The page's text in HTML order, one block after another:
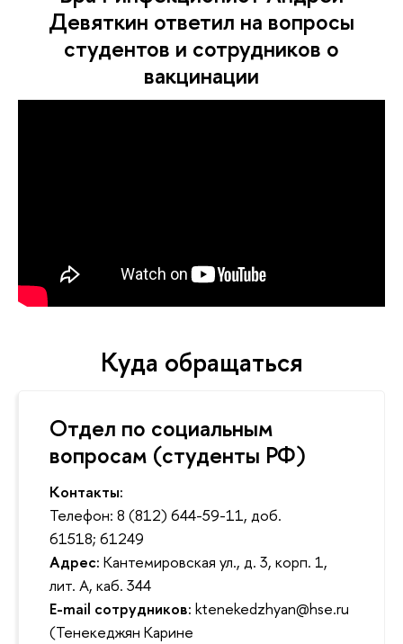
Девяткин ответил на вопросы
студентов и сотрудников о
вакцинации
Куда обращаться
Отдел по социальным
вопросам (студенты РФ)
Контакты:
Телефон: 8 (812) 644-59-11, доб.
61518; 61249
Адрес: Кантемировская ул., д. 3, корп. 1,
лит. А, каб. 344
E-mail сотрудников: ktenekedzhyan@hse.ru
(Тенекеджян Карине